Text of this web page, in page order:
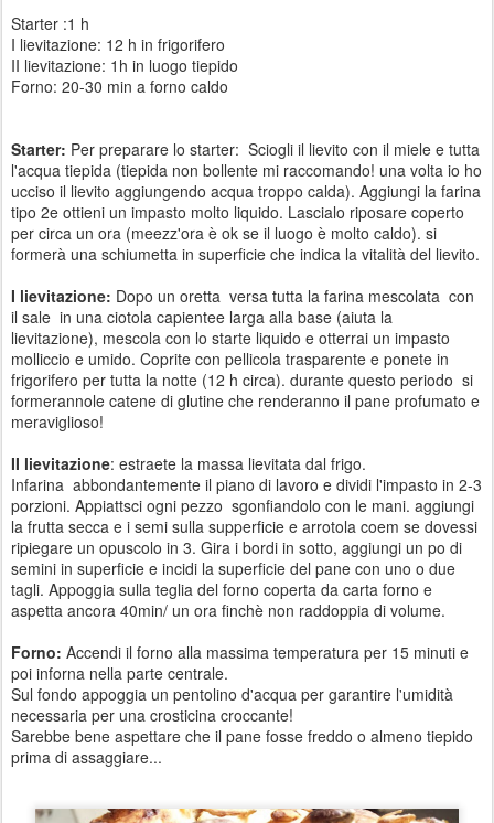
Starter :1 h
I lievitazione: 12 h in frigorifero
II lievitazione: 1h in luogo tiepido
Forno: 20-30 min a forno caldo
Starter: Per preparare lo starter: Sciogli il lievito con il miele e tutta
l'acqua tiepida (tiepida non bollente mi raccomando! una volta io ho
ucciso il lievito aggiungendo acqua troppo calda). Aggiungi la farina
tipo 2e ottieni un impasto molto liquido. Lascialo riposare coperto
per circa un ora (meezz'ora è ok se il luogo è molto caldo). si
formerà una schiumetta in superficie che indica la vitalità del lievito.
I lievitazione: Dopo un oretta versa tutta la farina mescolata con
il sale in una ciotola capientee larga alla base (aiuta la
lievitazione), mescola con lo starte liquido e otterrai un impasto
molliccio e umido. Coprite con pellicola trasparente e ponete in
frigorifero per tutta la notte (12 h circa). durante questo periodo si
formerannole catene di glutine che renderanno il pane profumato e
meraviglioso!
II lievitazione: estraete la massa lievitata dal frigo.
Infarina abbondantemente il piano di lavoro e dividi l'impasto in 2-3
porzioni. Appiattsci ogni pezzo sgonfiandolo con le mani. aggiungi
la frutta secca e i semi sulla supperficie e arrotola coem se dovessi
ripiegare un opuscolo in 3. Gira i bordi in sotto, aggiungi un po di
semini in superficie e incidi la superficie del pane con uno o due
tagli. Appoggia sulla teglia del forno coperta da carta forno e
aspetta ancora 40min/ un ora finchè non raddoppia di volume.
Forno: Accendi il forno alla massima temperatura per 15 minuti e
poi inforna nella parte centrale.
Sul fondo appoggia un pentolino d'acqua per garantire l'umidità
necessaria per una crosticina croccante!
Sarebbe bene aspettare che il pane fosse freddo o almeno tiepido
prima di assaggiare...